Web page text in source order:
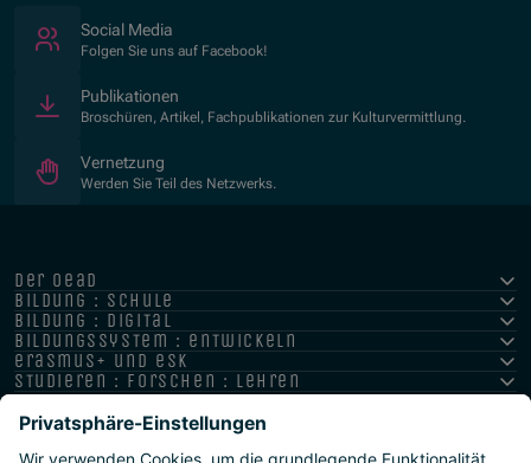
Social Media
Folgen Sie uns auf Facebook!
Publikationen
Broschüren, Artikel, Fachpublikationen zur Kulturvermittlung.
Vernetzung
Werden Sie Teil des Netzwerks.
der oead
bildung : schule
bildung : digital
bildungssystem : entwickeln
erasmus+ und esk
studieren : forschen : lehren
hochschule : strategie : international